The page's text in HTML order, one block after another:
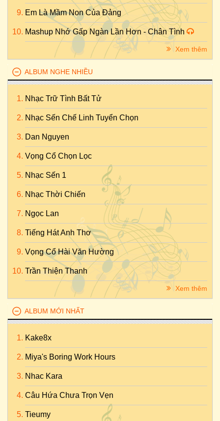
Em Là Mầm Non Của Đảng
Mashup Nhớ Gấp Ngàn Lần Hơn - Chân Tình
Xem thêm
ALBUM NGHE NHIỀU
Nhạc Trữ Tình Bất Tử
Nhạc Sến Chế Linh Tuyển Chọn
Dan Nguyen
Vọng Cổ Chọn Lọc
Nhạc Sến 1
Nhạc Thời Chiến
Ngọc Lan
Tiếng Hát Anh Thơ
Vọng Cổ Hài Văn Hường
Trần Thiện Thanh
Xem thêm
ALBUM MỚI NHẤT
Kake8x
Miya's Boring Work Hours
Nhac Kara
Câu Hứa Chưa Trọn Vẹn
Tieumy